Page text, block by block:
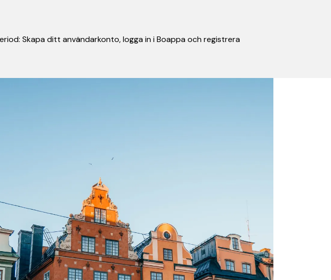
Skapa ditt användarkonto, logga in i Boappa och registrera